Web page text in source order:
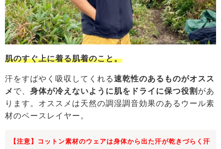
肌のすぐ上に着る肌着のこと。
汗をすばやく吸収してくれる速乾性のあるものがオスス
メ で、 身体が冷えないように肌をドライに保つ役割 があ
ります。オススメは天然の調湿調音効果のあるウール素
材のベースレイヤー。
【注意 】コットン素材のウェアは身体から出た汗が乾きづらく汗